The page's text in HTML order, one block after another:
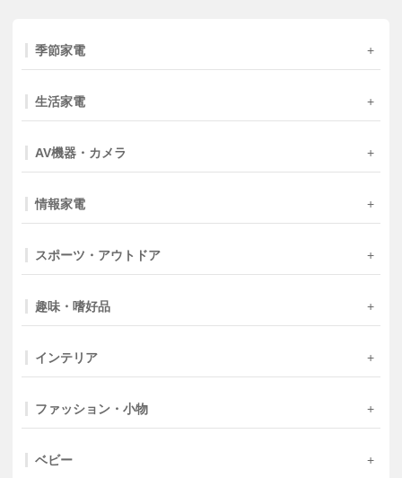
季節家電
生活家電
AV機器・カメラ
情報家電
スポーツ・アウトドア
趣味・嗜好品
インテリア
ファッション・小物
ベビー